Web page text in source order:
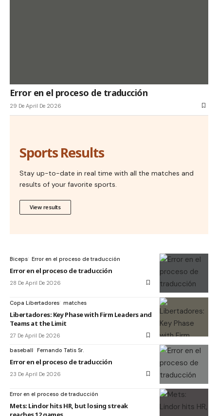
Error en el proceso de traducción
29 De April De 2026
Sports Results
Stay up-to-date in real time with all the matches and
results of your favorite sports.
View results
Biceps Error en el proceso de traducción
Error en el proceso de traducción
28 De April De 2026
Copa Libertadores matches
Libertadores: Key Phase with Firm Leaders and
Teams at the Limit
27 De April De 2026
baseball Fernando Tatis Sr.
Error en el proceso de traducción
23 De April De 2026
Error en el proceso de traducción
Mets: Lindor hits HR, but losing streak